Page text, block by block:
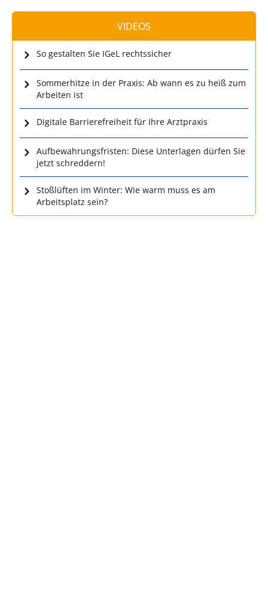
VIDEOS
So gestalten Sie IGeL rechtssicher
Sommerhitze in der Praxis: Ab wann es zu heiß zum
Arbeiten ist
Digitale Barrierefreiheit für Ihre Arztpraxis
Aufbewahrungsfristen: Diese Unterlagen dürfen Sie
jetzt schreddern!
Stoßlüften im Winter: Wie warm muss es am
Arbeitsplatz sein?